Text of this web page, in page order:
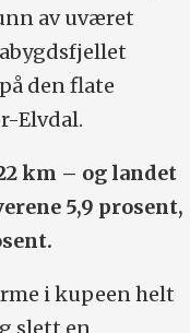
av uværet
den flate
Elvdal.
km – og landet
5,9 prosent,
i kupeen helt